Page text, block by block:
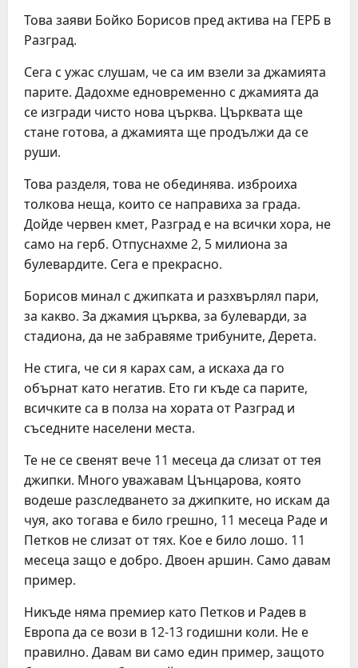
Това заяви Бойко Борисов пред актива на ГЕРБ в
Разград.
Сега с ужас слушам, че са им взели за джамията
парите. Дадохме едновременно с джамията да
се изгради чисто нова църква. Църквата ще
стане готова, а джамията ще продължи да се
руши.
Това разделя, това не обединява. изброиха
толкова неща, които се направиха за града.
Дойде червен кмет, Разград е на всички хора, не
само на герб. Отпуснахме 2, 5 милиона за
булевардите. Сега е прекрасно.
Борисов минал с джипката и разхвърлял пари,
за какво. За джамия църква, за булеварди, за
стадиона, да не забравяме трибуните, Дерета.
Не стига, че си я карах сам, а искаха да го
обърнат като негатив. Ето ги къде са парите,
всичките са в полза на хората от Разград и
съседните населени места.
Те не се свенят вече 11 месеца да слизат от тея
джипки. Много уважавам Цънцарова, която
водеше разследването за джипките, но искам да
чуя, ако тогава е било грешно, 11 месеца Раде и
Петков не слизат от тях. Кое е било лошо. 11
месеца защо е добро. Двоен аршин. Само давам
пример.
Никъде няма премиер като Петков и Радев в
Европа да се вози в 12-13 годишни коли. Не е
правилно. Давам ви само един пример, защото